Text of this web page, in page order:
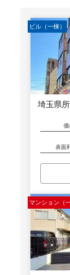
ビル（一棟）
埼玉県
表面
マンション（